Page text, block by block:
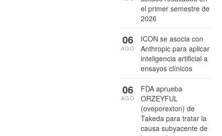
el primer semestre de
2026
ICON se asocia con
Anthropic para aplicar
inteligencia artificial a
ensayos clínicos
06
AGO
FDA aprueba
ORZEYFUL
(oveporexton) de
Takeda para tratar la
causa subyacente de
06
AGO